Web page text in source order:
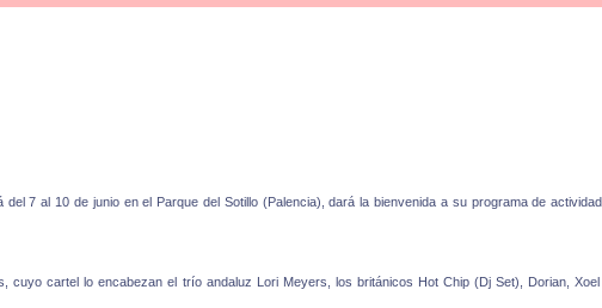
7 al 10 de junio en el Parque del Sotillo (Palencia), dará la bienvenida a su programa de
, cuyo cartel lo encabezan el trío andaluz Lori Meyers, los británicos Hot Chip (Dj Set), Dorian,